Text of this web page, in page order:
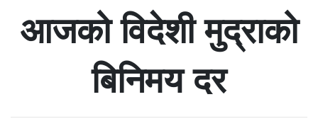
आजको विदेशी मुद्राको
बिनिमय दर